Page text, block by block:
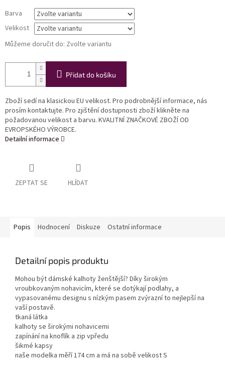
Barva
Velikost
Můžeme doručit do: Zvolte variantu
Přidat do košíku
Zboží sedí na klasickou EU velikost. Pro podrobnější informace, nás
prosím kontaktujte. Pro zjištění dostupnosti zboží klikněte na
požadovanou velikost a barvu. KVALITNÍ ZNAČKOVÉ ZBOŽÍ OD
EVROPSKÉHO VÝROBCE.
Detailní informace
ZEPTAT SE HLÍDAT
Popis Hodnocení Diskuze Ostatní informace
Detailní popis produktu
Mohou být dámské kalhoty ženštější? Díky širokým
vroubkovaným nohavicím, které se dotýkají podlahy, a
vypasovanému designu s nízkým pasem zvýrazní to nejlepší na
vaší postavě.
tkaná látka
kalhoty se širokými nohavicemi
zapínání na knoflík a zip vpředu
šikmé kapsy
naše modelka měří 174 cm a má na sobě velikost S